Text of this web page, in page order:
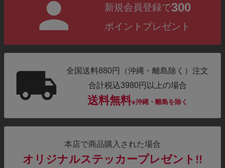
新規会員登録で300
ポイントプレゼント
全国送料880円（沖縄・離島除く）注文
合計税込3980円以上の場合
送料無料※沖縄・離島を除く
本店で商品購入された場合
オリジナルステッカープレゼント!!